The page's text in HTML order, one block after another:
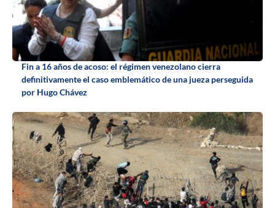
Fin a 16 años de acoso: el régimen venezolano cierra
definitivamente el caso emblemático de una jueza perseguida
por Hugo Chávez